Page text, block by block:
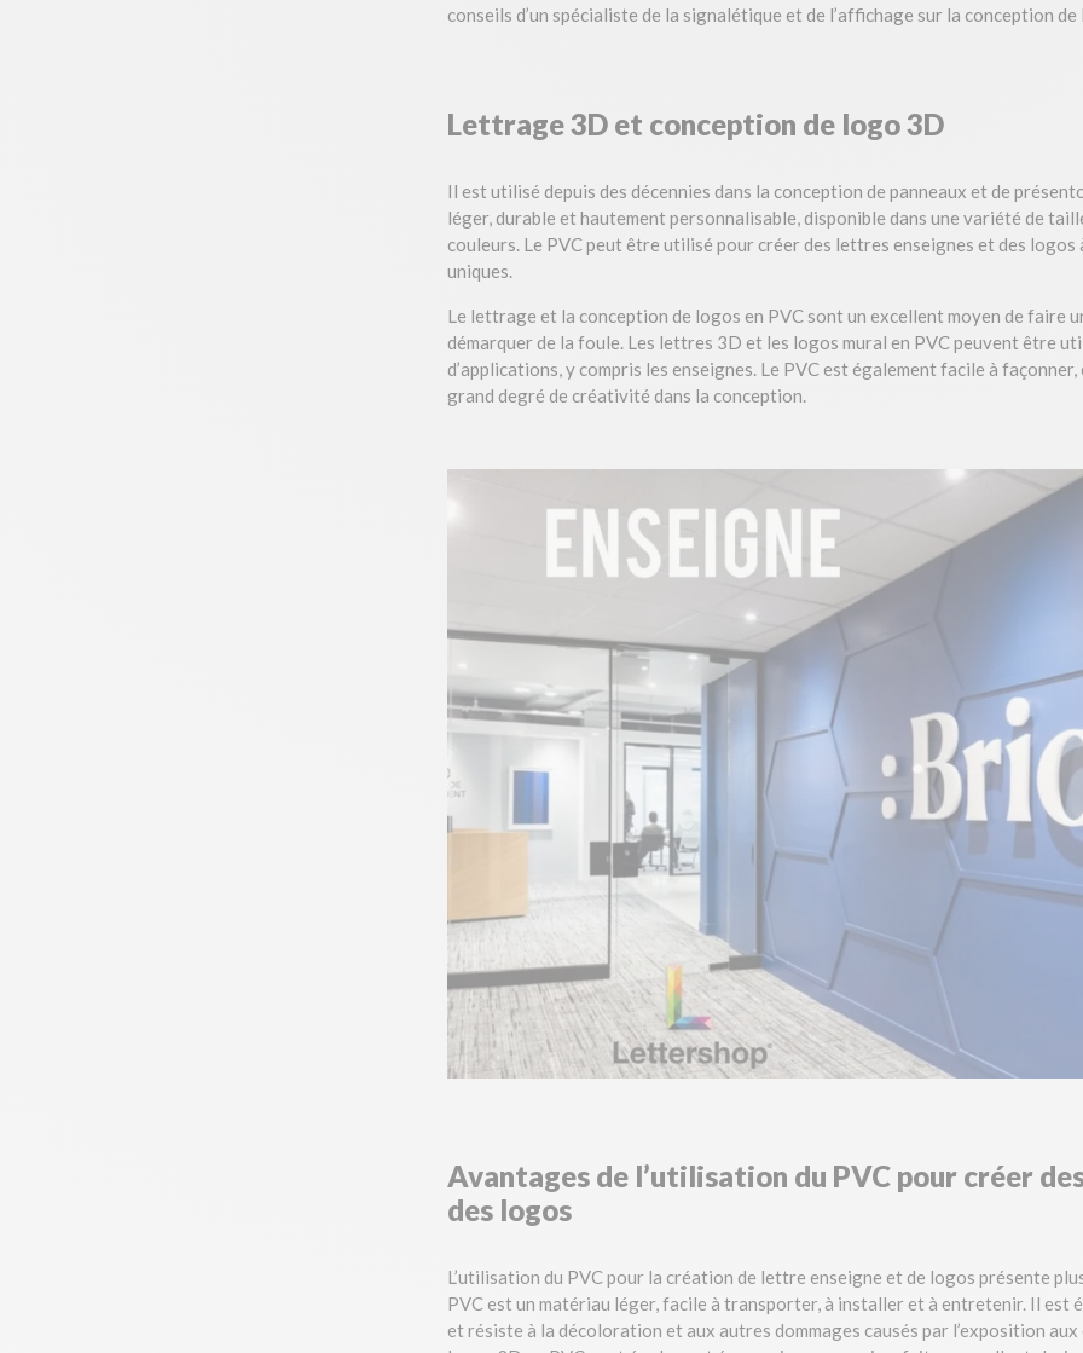
conseils d’un spécialiste de la signalétique et de l’affichage sur la conception
Lettrage 3D et conception de logo 3D
Il est utilisé depuis des décennies dans la conception de panneaux et de
léger, durable et hautement personnalisable, disponible dans une variété de
couleurs. Le PVC peut être utilisé pour créer des lettres enseignes et des
uniques.
Le lettrage et la conception de logos en PVC sont un excellent moyen de faire
démarquer de la foule. Les lettres 3D et les logos mural en PVC peuvent être
d’applications, y compris les enseignes. Le PVC est également facile à façonner,
grand degré de créativité dans la conception.
Avantages de l’utilisation du PVC pour créer
des logos
L’utilisation du PVC pour la création de lettre enseigne et de logos présente
PVC est un matériau léger, facile à transporter, à installer et à entretenir. Il est
et résiste à la décoloration et aux autres dommages causés par l’exposition